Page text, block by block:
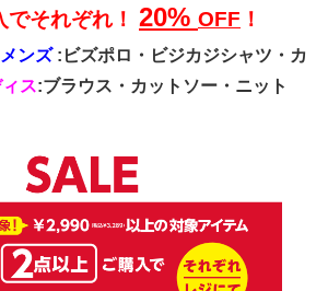
でそれぞれ！ 20% OFF ！
メンズ:ビズポロ・ビジカジシャツ・カ
ス:ブラウス・カットソー・ニット